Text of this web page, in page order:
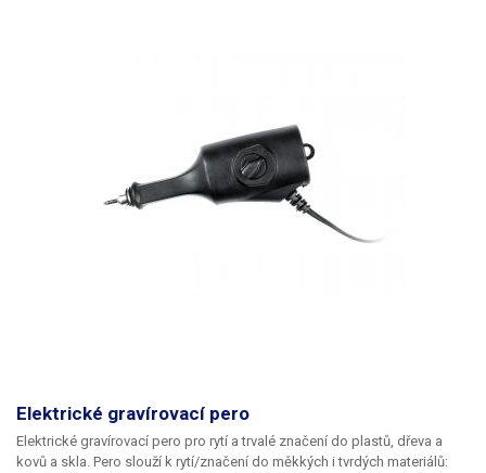
Elektrické gravírovací pero
Elektrické gravírovací pero pro rytí a trvalé značení do plastů, dřeva a
kovů a skla.